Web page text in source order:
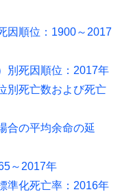
因順位：1900～2017
別死因順位：2017年
別死亡数および死亡
合の平均余命の延
～2017年
準化死亡率：2016年